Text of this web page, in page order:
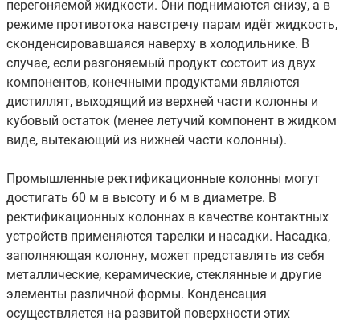
перегоняемой жидкости. Они поднимаются снизу, а в
режиме противотока навстречу парам идёт жидкость,
сконденсировавшаяся наверху в холодильнике. В
случае, если разгоняемый продукт состоит из двух
компонентов, конечными продуктами являются
дистиллят, выходящий из верхней части колонны и
кубовый остаток (менее летучий компонент в жидком
виде, вытекающий из нижней части колонны).
Промышленные ректификационные колонны могут
достигать 60 м в высоту и 6 м в диаметре. В
ректификационных колоннах в качестве контактных
устройств применяются тарелки и насадки. Насадка,
заполняющая колонну, может представлять из себя
металлические, керамические, стеклянные и другие
элементы различной формы. Конденсация
осуществляется на развитой поверхности этих